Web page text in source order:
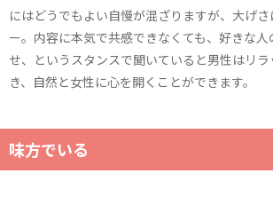
にはどうでもよい自慢が混ざりますが、大げ
ー。内容に本気で共感できなくても、好きな
せ、というスタンスで聞いていると男性はリ
き、自然と女性に心を開くことができます。
味方でいる